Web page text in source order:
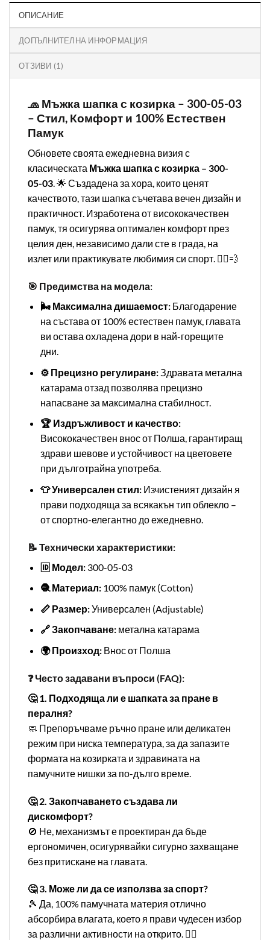
ОПИСАНИЕ
ДОПЪЛНИТЕЛНА ИНФОРМАЦИЯ
ОТЗИВИ (1)
🧢 Мъжка шапка с козирка – 300-05-03
– Стил, Комфорт и 100% Естествен
Памук
Обновете своята ежедневна визия с
класическата Мъжка шапка с козирка – 300-
05-03. 🌟 Създадена за хора, които ценят
качеството, тази шапка съчетава вечен дизайн и
практичност. Изработена от висококачествен
памук, тя осигурява оптимален комфорт през
целия ден, независимо дали сте в града, на
излет или практикувате любимия си спорт. 🏃‍♂️💨
🎯 Предимства на модела:
🌬️ Максимална дишаемост:Благодарение
на състава от 100% естествен памук, главата
ви остава охладена дори в най-горещите
дни.
⚙️ Прецизно регулиране:Здравата метална
катарама отзад позволява прецизно
напасване за максимална стабилност.
🏆 Издръжливост и качество:
Висококачествен внос от Полша, гарантиращ
здрави шевове и устойчивост на цветовете
при дълготрайна употреба.
👕 Универсален стил:Изчистеният дизайн я
прави подходяща за всякакън тип облекло –
от спортно-елегантно до ежедневно.
📝 Технически характеристики:
🆔 Модел:300-05-03
🧶 Материал:100% памук (Cotton)
📏 Размер:Универсален (Adjustable)
🔗 Закопчаване:метална катарама
🌍 Произход:Внос от Полша
❓ Често задавани въпроси (FAQ):
🤔 1. Подходяща ли е шапката за пране в
пералня?
🧼 Препоръчваме ръчно пране или деликатен
режим при ниска температура, за да запазите
формата на козирката и здравината на
памучните нишки за по-дълго време.
🤔 2. Закопчаването създава ли
дискомфорт?
🚫 Не, механизмът е проектиран да бъде
ергономичен, осигурявайки сигурно захващане
без притискане на главата.
🤔 3. Може ли да се използва за спорт?
🎾 Да, 100% памучната материя отлично
абсорбира влагата, което я прави чудесен избор
за различни активности на открито. 🏌️‍♂️